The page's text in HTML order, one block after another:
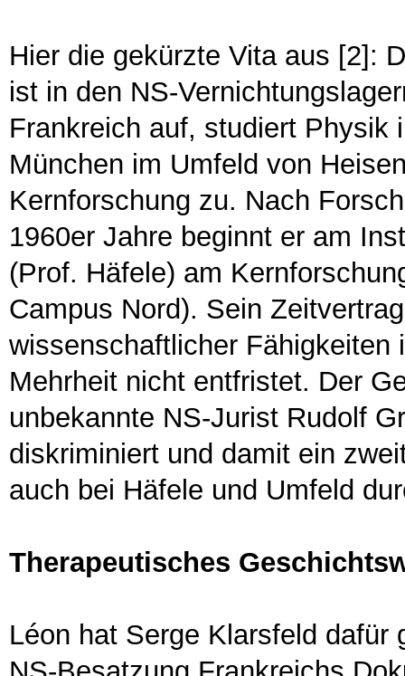
Hier die gekürzte Vita aus [2]:
ist in den NS-
Frankreich auf, studiert Physik
München im Umfeld von
Kernforschung zu. Nach
1960er Jahre beginnt er am
(Prof. Häfele) am
Campus Nord). Sein
wissenschaftlicher
Mehrheit nicht entfristet. Der
unbekannte NS-Jurist Rudolf
diskriminiert und damit ein
auch bei Häfele und Umfeld
Therapeutisches
Léon hat Serge Klarsfeld dafür